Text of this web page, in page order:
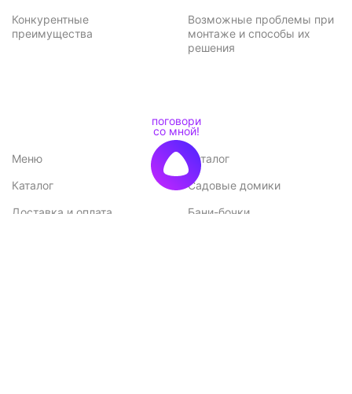
Конкурентные
преимущества
Возможные проблемы при
монтаже и способы их
решения
Меню
Каталог
Доставка и оплата
Каталог
Садовые домики
Бани-бочки